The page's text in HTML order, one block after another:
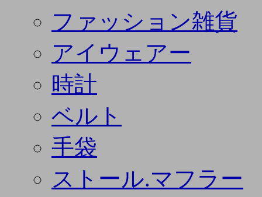
ファッション雑貨
アイウェアー
時計
ベルト
手袋
ストール.マフラー